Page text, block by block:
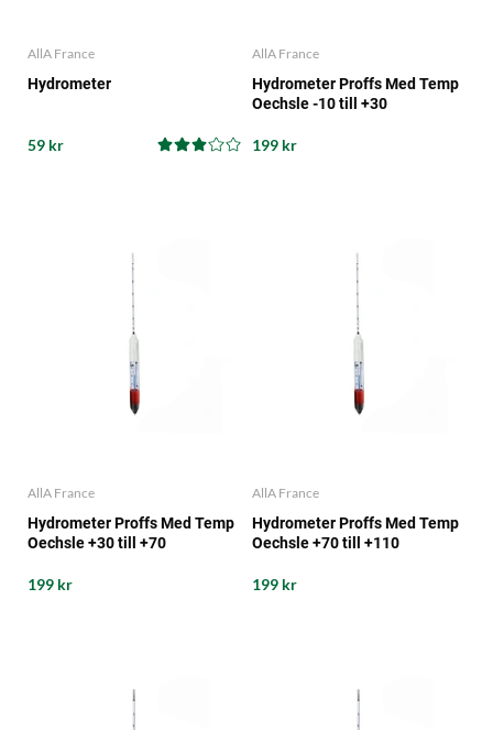
AllA France
Hydrometer
59 kr
AllA France
Hydrometer Proffs Med Temp
Oechsle -10 till +30
199 kr
AllA France
Hydrometer Proffs Med Temp
Oechsle +30 till +70
199 kr
AllA France
Hydrometer Proffs Med Temp
Oechsle +70 till +110
199 kr